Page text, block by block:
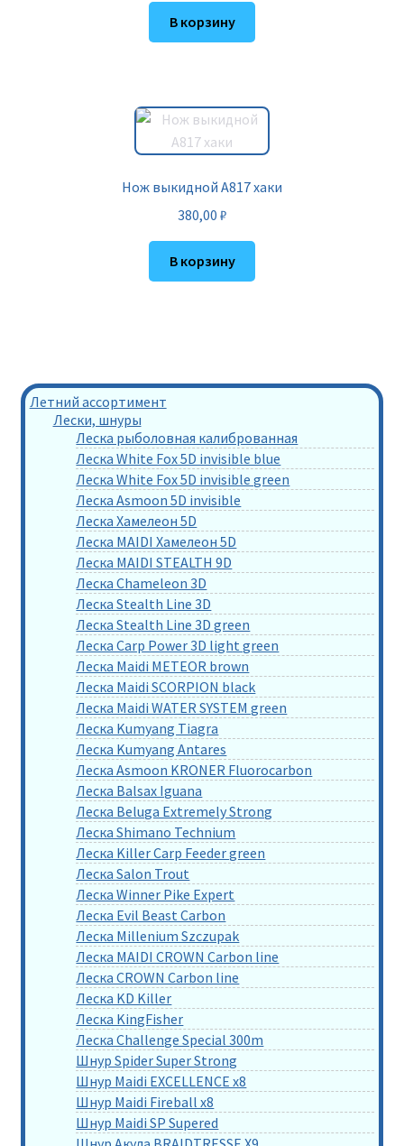
В корзину
Нож выкидной A817 хаки
380,00 ₽
В корзину
Летний ассортимент
Лески, шнуры
Леска рыболовная калиброванная
Леска White Fox 5D invisible blue
Леска White Fox 5D invisible green
Леска Asmoon 5D invisible
Леска Хамелеон 5D
Леска MAIDI Хамелеон 5D
Леска MAIDI STEALTH 9D
Леска Chameleon 3D
Леска Stealth Line 3D
Леска Stealth Line 3D green
Леска Carp Power 3D light green
Леска Maidi METEOR brown
Леска Maidi SCORPION black
Леска Maidi WATER SYSTEM green
Леска Kumyang Tiagra
Леска Kumyang Antares
Леска Asmoon KRONER Fluorocarbon
Леска Balsax Iguana
Леска Beluga Extremely Strong
Леска Shimano Technium
Леска Killer Carp Feeder green
Леска Salon Trout
Леска Winner Pike Expert
Леска Evil Beast Carbon
Леска Millenium Szczupak
Леска MAIDI CROWN Carbon line
Леска CROWN Carbon line
Леска KD Killer
Леска KingFisher
Леска Challenge Special 300m
Шнур Spider Super Strong
Шнур Maidi EXCELLENCE x8
Шнур Maidi Fireball x8
Шнур Maidi SP Supered